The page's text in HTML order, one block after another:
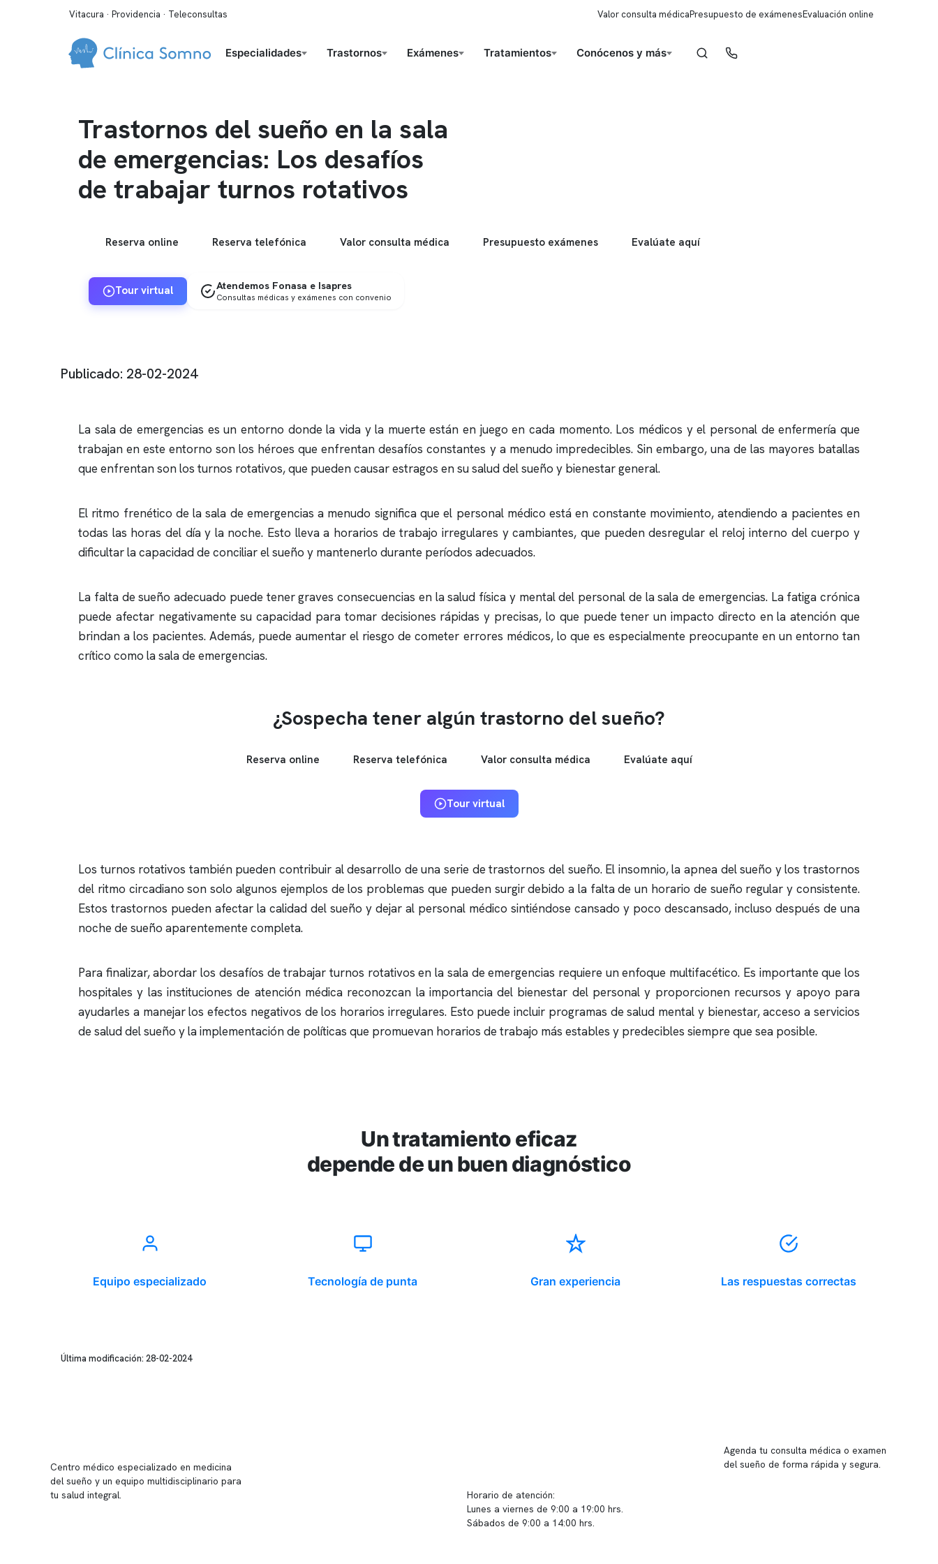
Vitacura · Providencia · Teleconsultas Valor consulta médicaPresupuesto de exámenesEvaluación online
Especialidades Trastornos Exámenes Tratamientos Conócenos y más
Trastornos del sueño en la sala
de emergencias: Los desafíos
de trabajar turnos rotativos
Reserva online Reserva telefónica Valor consulta médica Presupuesto exámenes Evalúate aquí
Tour virtual Atendemos Fonasa e Isapres
Consultas médicas y exámenes con convenio
Publicado: 28-02-2024
La sala de emergencias es un entorno donde la vida y la muerte están en juego en cada momento. Los médicos y el personal de enfermería que
trabajan en este entorno son los héroes que enfrentan desafíos constantes y a menudo impredecibles. Sin embargo, una de las mayores batallas
que enfrentan son los turnos rotativos, que pueden causar estragos en su salud del sueño y bienestar general.
El ritmo frenético de la sala de emergencias a menudo significa que el personal médico está en constante movimiento, atendiendo a pacientes en
todas las horas del día y la noche. Esto lleva a horarios de trabajo irregulares y cambiantes, que pueden desregular el reloj interno del cuerpo y
dificultar la capacidad de conciliar el sueño y mantenerlo durante períodos adecuados.
La falta de sueño adecuado puede tener graves consecuencias en la salud física y mental del personal de la sala de emergencias. La fatiga crónica
puede afectar negativamente su capacidad para tomar decisiones rápidas y precisas, lo que puede tener un impacto directo en la atención que
brindan a los pacientes. Además, puede aumentar el riesgo de cometer errores médicos, lo que es especialmente preocupante en un entorno tan
crítico como la sala de emergencias.
¿Sospecha tener algún trastorno del sueño?
Reserva online Reserva telefónica Valor consulta médica Evalúate aquí
Tour virtual
Los turnos rotativos también pueden contribuir al desarrollo de una serie de trastornos del sueño. El insomnio, la apnea del sueño y los trastornos
del ritmo circadiano son solo algunos ejemplos de los problemas que pueden surgir debido a la falta de un horario de sueño regular y consistente.
Estos trastornos pueden afectar la calidad del sueño y dejar al personal médico sintiéndose cansado y poco descansado, incluso después de una
noche de sueño aparentemente completa.
Para finalizar, abordar los desafíos de trabajar turnos rotativos en la sala de emergencias requiere un enfoque multifacético. Es importante que los
hospitales y las instituciones de atención médica reconozcan la importancia del bienestar del personal y proporcionen recursos y apoyo para
ayudarles a manejar los efectos negativos de los horarios irregulares. Esto puede incluir programas de salud mental y bienestar, acceso a servicios
de salud del sueño y la implementación de políticas que promuevan horarios de trabajo más estables y predecibles siempre que sea posible.
Un tratamiento eficaz
depende de un buen diagnóstico
Equipo especializado Tecnología de punta Gran experiencia Las respuestas correctas
Última modificación: 28-02-2024
Centro médico especializado en medicina
del sueño y un equipo multidisciplinario para
tu salud integral.
Horario de atención:
Lunes a viernes de 9:00 a 19:00 hrs.
Sábados de 9:00 a 14:00 hrs.
Agenda tu consulta médica o examen
del sueño de forma rápida y segura.